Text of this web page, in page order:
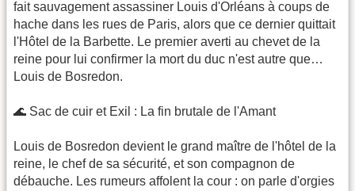
fait sauvagement assassiner Louis d'Orléans à coups de
hache dans les rues de Paris, alors que ce dernier quittait
l'Hôtel de la Barbette. Le premier averti au chevet de la
reine pour lui confirmer la mort du duc n'est autre que…
Louis de Bosredon.
​🌊 Sac de cuir et Exil : La fin brutale de l'Amant
​Louis de Bosredon devient le grand maître de l'hôtel de la
reine, le chef de sa sécurité, et son compagnon de
débauche. Les rumeurs affolent la cour : on parle d'orgies